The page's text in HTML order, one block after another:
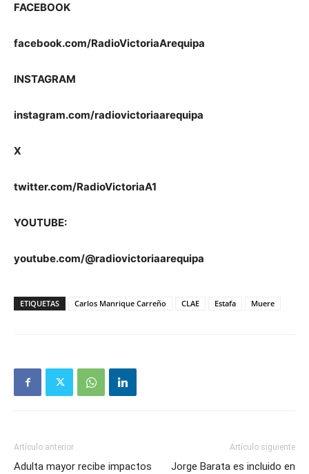
FACEBOOK
facebook.com/RadioVictoriaArequipa
INSTAGRAM
instagram.com/radiovictoriaarequipa
X
twitter.com/RadioVictoriaA1
YOUTUBE:
youtube.com/@radiovictoriaarequipa
ETIQUETAS Carlos Manrique Carreño CLAE Estafa Muere
Artículo anterior
Adulta mayor recibe impactos
Artículo siguiente
Jorge Barata es incluido en